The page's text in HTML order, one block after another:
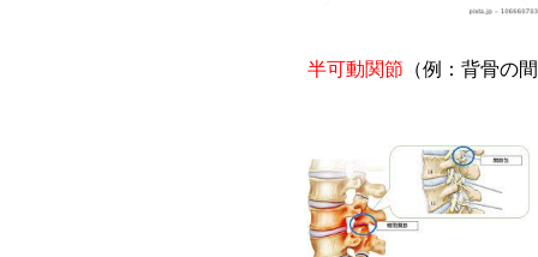
半可動関節 （例：背骨の